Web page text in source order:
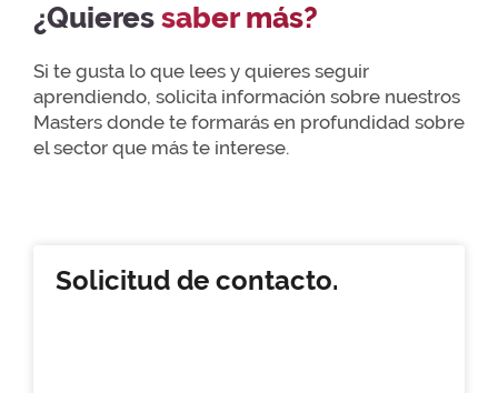
¿Quieressaber más?
Si te gusta lo que lees y quieres seguir
aprendiendo, solicita información sobre nuestros
Masters donde te formarás en profundidad sobre
el sector que más te interese.
Solicitud de contacto.